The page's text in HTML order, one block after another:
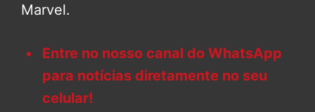
Marvel.
Entre no nosso canal do WhatsApp
para notícias diretamente no seu
celular!